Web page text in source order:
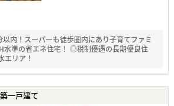
内！スーパーも徒歩圏内にあり子育てファミ
水準の省エネ住宅！ ◎税制優遇の長期優良住
リア！
一戸建て